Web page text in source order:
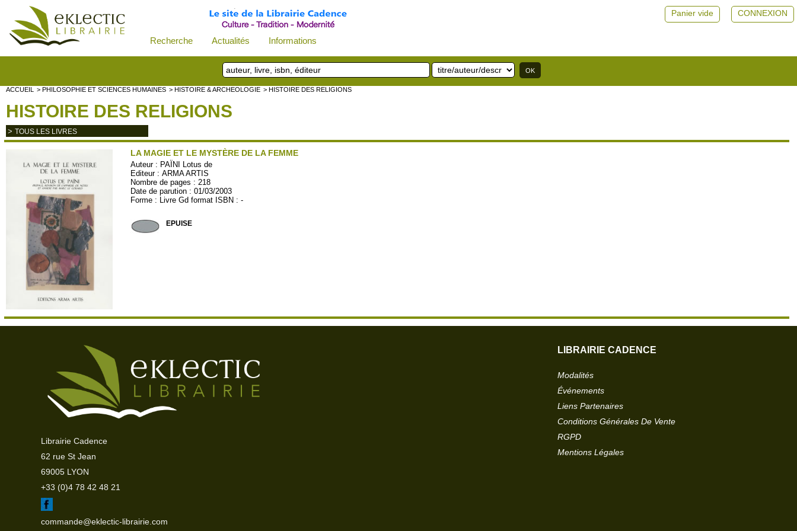
Recherche Actualités Informations
CONNEXION
Panier vide
ACCUEIL > PHILOSOPHIE ET SCIENCES HUMAINES > HISTOIRE & ARCHEOLOGIE > HISTOIRE DES RELIGIONS
HISTOIRE DES RELIGIONS
> TOUS LES LIVRES
LA MAGIE ET LE MYSTÈRE DE LA FEMME
Auteur : PAÏNI Lotus de
Editeur :ARMA ARTIS
Nombre de pages : 218
Date de parution : 01/03/2003
Forme : Livre Gd format ISBN : -
EPUISE
Librairie Cadence
62 rue St Jean
69005 LYON
+33 (0)4 78 42 48 21
commande@eklectic-librairie.com
LIBRAIRIE CADENCE
Modalités
Événements
Liens Partenaires
Conditions Générales De Vente
RGPD
Mentions Légales